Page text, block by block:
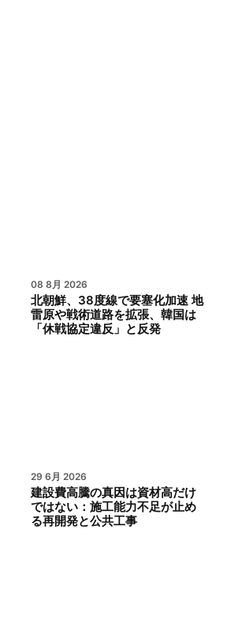
08 8月 2026
北朝鮮、38度線で要塞化加速 地
雷原や戦術道路を拡張、韓国は
「休戦協定違反」と反発
29 6月 2026
建設費高騰の真因は資材高だけ
ではない：施工能力不足が止め
る再開発と公共工事